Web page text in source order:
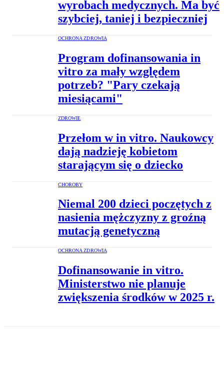
wyrobach medycznych. Ma być
szybciej, taniej i bezpieczniej
OCHRONA ZDROWIA
Program dofinansowania in
vitro za mały względem
potrzeb? "Pary czekają
miesiącami"
ZDROWIE
Przełom w in vitro. Naukowcy
dają nadzieję kobietom
starającym się o dziecko
CHOROBY
Niemal 200 dzieci poczętych z
nasienia mężczyzny z groźną
mutacją genetyczną
OCHRONA ZDROWIA
Dofinansowanie in vitro.
Ministerstwo nie planuje
zwiększenia środków w 2025 r.